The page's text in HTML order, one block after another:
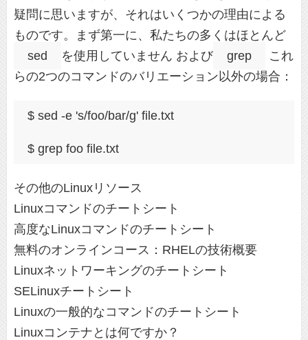
疑問に思いますが、それはいくつかの理由による
ものです。まず第一に、私たちの多くはほとんど
sed
を使用していません および grep
これ
らの2つのコマンドのバリエーション以外の場合：
$ sed -e 's/foo/bar/g' file.txt
$ grep foo file.txt
その他のLinuxリソース
Linuxコマンドのチートシート
高度なLinuxコマンドのチートシート
無料のオンラインコース：RHELの技術概要
Linuxネットワーキングのチートシート
SELinuxチートシート
Linuxの一般的なコマンドのチートシート
Linuxコンテナとは何ですか？